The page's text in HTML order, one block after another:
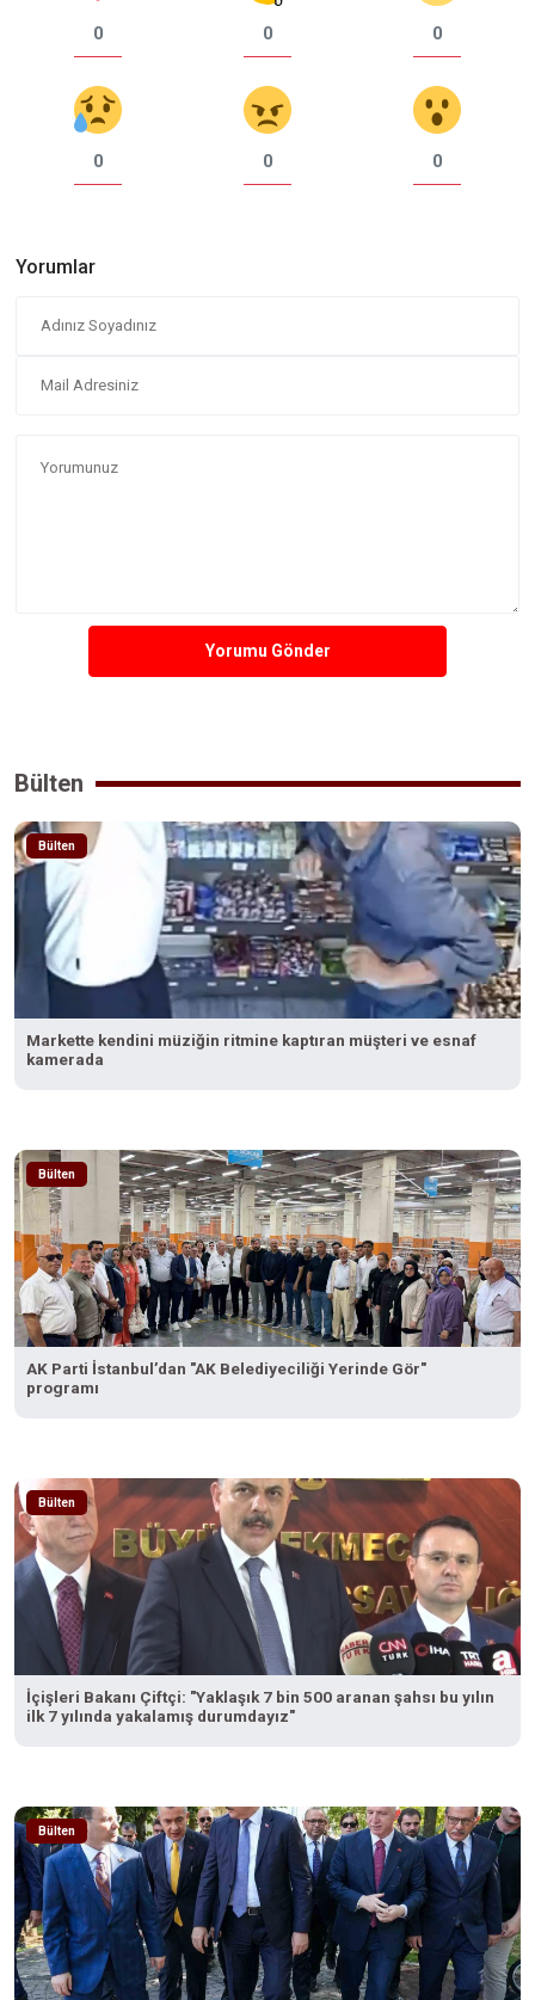
0 0 0
0 0 0
Yorumlar
Yorumu Gönder
Bülten
Bülten
Markette kendini müziğin ritmine kaptıran müşteri ve esnaf
kamerada
Bülten
AK Parti İstanbul’dan "AK Belediyeciliği Yerinde Gör"
programı
Bülten
İçişleri Bakanı Çiftçi: "Yaklaşık 7 bin 500 aranan şahsı bu yılın
ilk 7 yılında yakalamış durumdayız"
Bülten